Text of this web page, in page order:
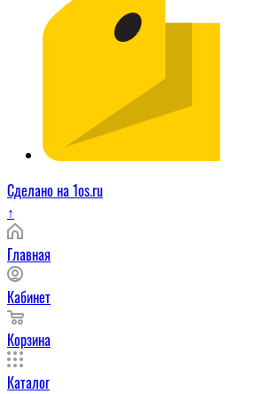
Сделано на 1os.ru
↑
Главная
Кабинет
Корзина
Каталог